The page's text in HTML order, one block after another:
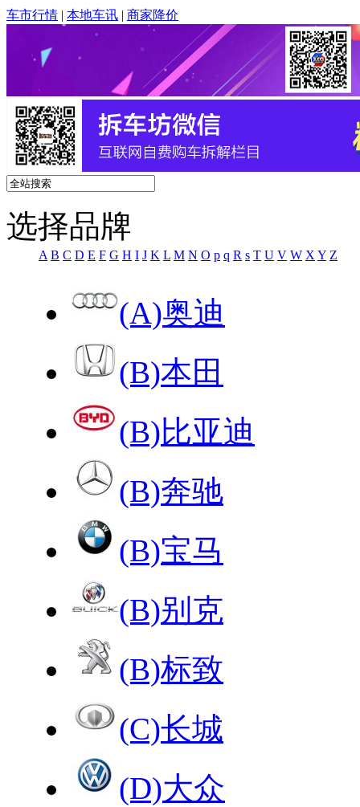
车市行情 | 本地车讯 | 商家降价
选择品牌
A B C D E F G H I J K L M N O p q R s T U V W X Y Z
(A)奥迪
(B)本田
(B)比亚迪
(B)奔驰
(B)宝马
(B)别克
(B)标致
(C)长城
(D)大众